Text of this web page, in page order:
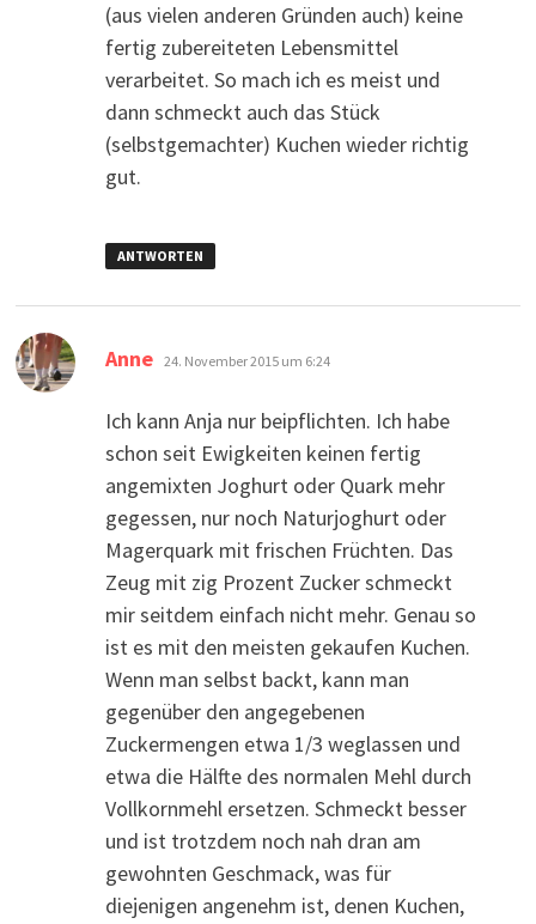
(aus vielen anderen Gründen auch) keine
fertig zubereiteten Lebensmittel
verarbeitet. So mach ich es meist und
dann schmeckt auch das Stück
(selbstgemachter) Kuchen wieder richtig
gut.
ANTWORTEN
Anne sagt:
24. November 2015 um 6:24
Ich kann Anja nur beipflichten. Ich habe
schon seit Ewigkeiten keinen fertig
angemixten Joghurt oder Quark mehr
gegessen, nur noch Naturjoghurt oder
Magerquark mit frischen Früchten. Das
Zeug mit zig Prozent Zucker schmeckt
mir seitdem einfach nicht mehr. Genau so
ist es mit den meisten gekaufen Kuchen.
Wenn man selbst backt, kann man
gegenüber den angegebenen
Zuckermengen etwa 1/3 weglassen und
etwa die Hälfte des normalen Mehl durch
Vollkornmehl ersetzen. Schmeckt besser
und ist trotzdem noch nah dran am
gewohnten Geschmack, was für
diejenigen angenehm ist, denen Kuchen,